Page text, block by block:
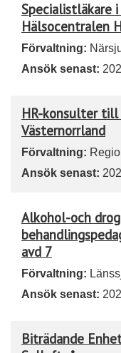
Specialistläkare
Hälsocentralen
Förvaltning:
Ansök senast:
HR-konsulter till
Västernorrland
Förvaltning:
Ansök senast:
Alkohol-och
avd 7
Förvaltning:
Ansök senast:
Biträdande